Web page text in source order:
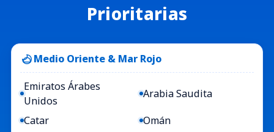
Prioritarias
Medio Oriente & Mar Rojo
Emiratos Árabes
Unidos
Arabia Saudita
Catar
Omán